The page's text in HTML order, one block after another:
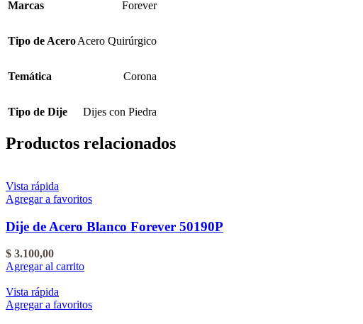
Marcas
Forever
Tipo de AceroAcero Quirúrgico
Temática Corona
Tipo de Dije Dijes con Piedra
Productos relacionados
Vista rápida
Agregar a favoritos
Dije de Acero Blanco Forever 50190P
$ 3.100,00
Agregar al carrito
Vista rápida
Agregar a favoritos